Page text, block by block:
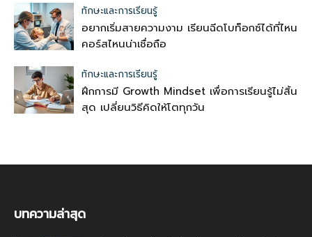
ทักษะและการเรียนรู้
อยากเริ่มสายความงาม เรียนฉีดโบท็อกซ์ได้ที่ไหน
คอร์สไหนน่าเชื่อถือ
ทักษะและการเรียนรู้
ฝึกการมี Growth Mindset เพื่อการเรียนรู้ไม่สิ้น
สุด เปลี่ยนวิธีคิดให้โตทุกวัน
บทความล่าสุด